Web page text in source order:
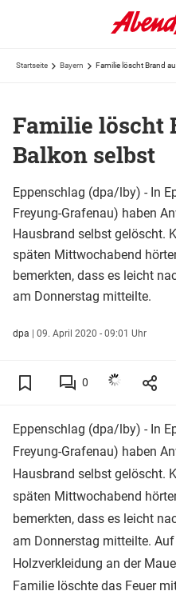
Startseite Bayern Familie löscht Brand
Familie löscht
Balkon selbst
Eppenschlag (dpa/lby) - In
Freyung-Grafenau) haben
Hausbrand selbst gelöscht.
späten Mittwochabend
bemerkten, dass es leicht
am Donnerstag mitteilte.
dpa | 09. April 2020 - 09:01 Uhr
0
Eppenschlag (dpa/lby) - In
Freyung-Grafenau) haben
Hausbrand selbst gelöscht.
späten Mittwochabend
bemerkten, dass es leicht
am Donnerstag mitteilte.
Holzverkleidung an der
Familie löschte das Feuer